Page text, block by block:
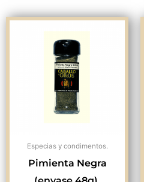
Especias y condimentos.
Pimienta Negra